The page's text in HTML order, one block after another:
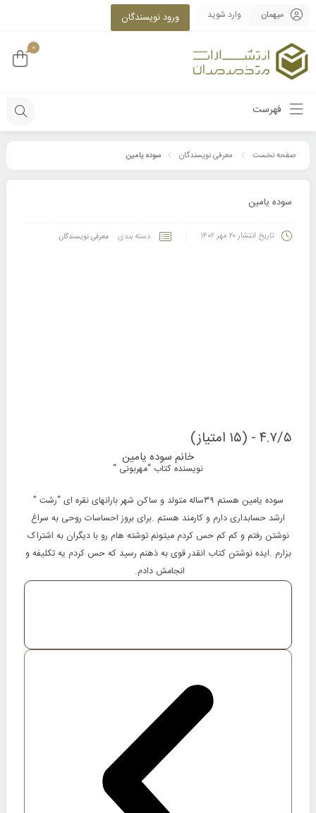
میهمان وارد شوید ورود نویسندگان
0
فهرست
صفحه نخست معرفی نویسندگان سوده یامین
سوده یامین
تاریخ انتشار۲۰ مهر ۱۴۰۲ دسته بندی معرفی نویسندگان
۴.۷/۵ - (۱۵ امتیاز)
خانم سوده یامین
نویسنده کتاب “مهربونی “
سوده یامین هستم ۳۹ساله متولد و ساکن شهر بارانهای نقره ای “رشت ”
ارشد حسابداری دارم و کارمند هستم .برای بروز احساسات روحی به سراغ
نوشتن رفتم و کم کم حس کردم میتونم توشته هام رو با دیگران به اشتراک
بزارم .ایده نوشتن کتاب انقدر قوی به ذهنم رسید که حس کردم یه تکلیفه و
انجامش دادم.